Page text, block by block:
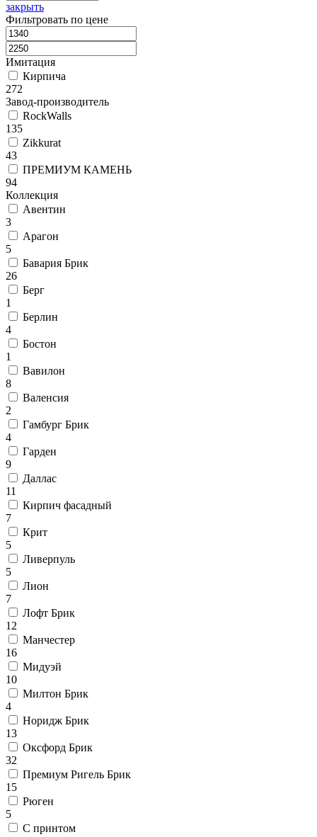
закрыть
Фильтровать по цене
Имитация
Кирпича
272
Завод-производитель
RockWalls
135
Zikkurat
43
ПРЕМИУМ КАМЕНЬ
94
Коллекция
Авентин
3
Арагон
5
Бавария Брик
26
Берг
1
Берлин
4
Бостон
1
Вавилон
8
Валенсия
2
Гамбург Брик
4
Гарден
9
Даллас
11
Кирпич фасадный
7
Крит
5
Ливерпуль
5
Лион
7
Лофт Брик
12
Манчестер
16
Мидуэй
10
Милтон Брик
4
Норидж Брик
13
Оксфорд Брик
32
Премиум Ригель Брик
15
Рюген
5
С принтом